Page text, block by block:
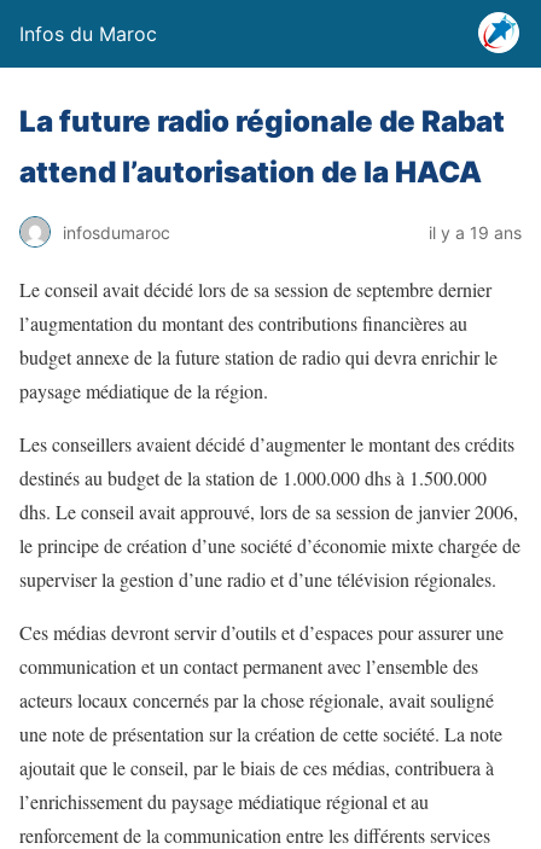
Infos du Maroc
La future radio régionale de Rabat
attend l’autorisation de la HACA
infosdumaroc il y a 19 ans
Le conseil avait décidé lors de sa session de septembre dernier
l’augmentation du montant des contributions financières au
budget annexe de la future station de radio qui devra enrichir le
paysage médiatique de la région.
Les conseillers avaient décidé d’augmenter le montant des crédits
destinés au budget de la station de 1.000.000 dhs à 1.500.000
dhs. Le conseil avait approuvé, lors de sa session de janvier 2006,
le principe de création d’une société d’économie mixte chargée de
superviser la gestion d’une radio et d’une télévision régionales.
Ces médias devront servir d’outils et d’espaces pour assurer une
communication et un contact permanent avec l’ensemble des
acteurs locaux concernés par la chose régionale, avait souligné
une note de présentation sur la création de cette société. La note
ajoutait que le conseil, par le biais de ces médias, contribuera à
l’enrichissement du paysage médiatique régional et au
renforcement de la communication entre les différents services